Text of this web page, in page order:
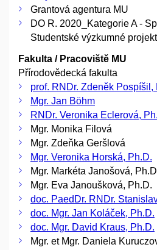
Grantová agentura MU
DO R. 2020_Kategorie A -
Studentské výzkumné
Fakulta / Pracoviště MU
Přírodovědecká fakulta
prof. RNDr. Zdeněk Pospíšil,
Mgr. Jan Böhm
RNDr. Veronika Eclerová,
Mgr. Monika Filová
Mgr. Zdeňka Geršlová
Mgr. Veronika Horská, Ph.D.
Mgr. Markéta Janošová,
Mgr. Eva Janoušková, Ph.D.
doc. PaedDr. RNDr.
doc. Mgr. Jan Koláček, Ph.D.
doc. Mgr. David Kraus, Ph.D.
Mgr. et Mgr. Daniela